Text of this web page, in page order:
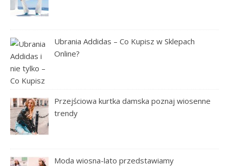
Ubrania Addidas – Co Kupisz w Sklepach
Online?
Przejściowa kurtka damska poznaj wiosenne
trendy
Moda wiosna-lato przedstawiamy